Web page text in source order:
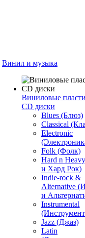
Винил и музыка
Виниловые
CD диски
Blues (Блюз)
Classical
Electronic
Folk (Фолк)
Hard n
и Хард Рок)
Indie-rock &
Alternative
и
Instrumental
Jazz (Джаз)
Latin